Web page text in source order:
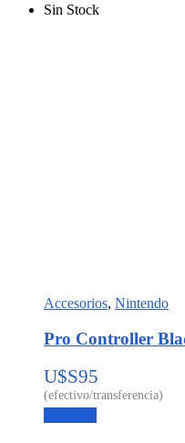
Sin Stock
Accesorios, Nintendo
Pro Controller
U$S95